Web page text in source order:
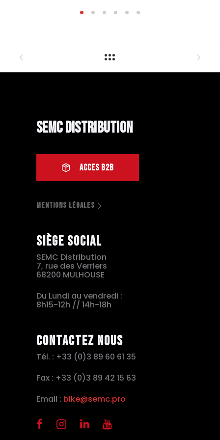
SEMC Distribution
ACCES B2B
MENTIONS LÉGALES
Siège social
SEMC Distribution
7, rue des Verriers
68200 MULHOUSE
Du Lundi au vendredi :
8h15-12h // 14h-18h
Contactez nous
Tél. : +33 (0)3 89 60 61 35
Fax : +33 (0)3 89 42 15 63
Email : bike@semc.pro